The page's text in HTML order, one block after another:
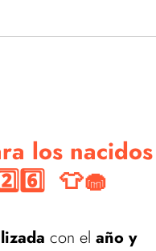
los nacidos
👕🧁
con el año y